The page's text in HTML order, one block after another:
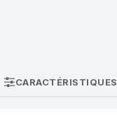
CARACTÉRISTIQUES